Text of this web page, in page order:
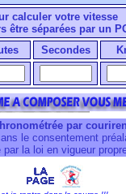
calculer votre vitesse
être séparées par un
Secondes
par
le consentement
la loi en vigueur